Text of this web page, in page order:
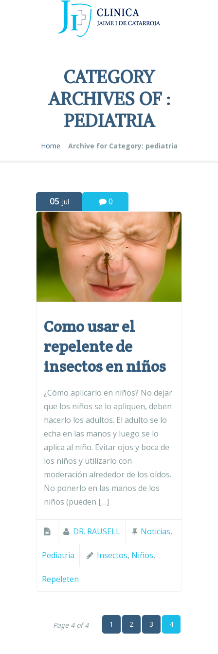
CATEGORY
ARCHIVES OF :
PEDIATRIA
Home Archive for Category: pediatria
05 Jul 0
Como usar el
repelente de
insectos en niños
¿Cómo aplicarlo en niños? No dejar
que los niños se lo apliquen, deben
hacerlo los adultos. El adulto se lo
echa en las manos y luego se lo
aplica al niño. Evitar ojos y boca de
los niños y utilizarlo con
moderación alrededor de los oídos.
No ponerlo en las manos de los
niños (pueden […]
DR. RAUSELL Noticias,
Pediatria Insectos, Niños,
Repeleten
Page 4 of 4 1 2 3 4